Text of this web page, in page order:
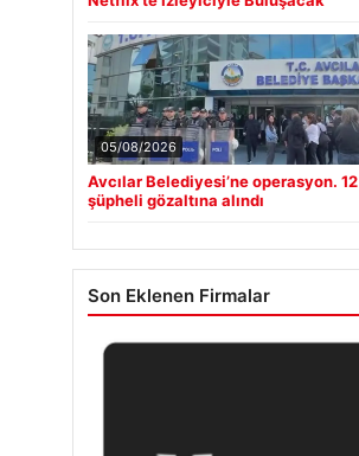
05/08/2026
Avcılar Belediyesi’ne operasyon. 12
şüpheli gözaltına alındı
Son Eklenen Firmalar